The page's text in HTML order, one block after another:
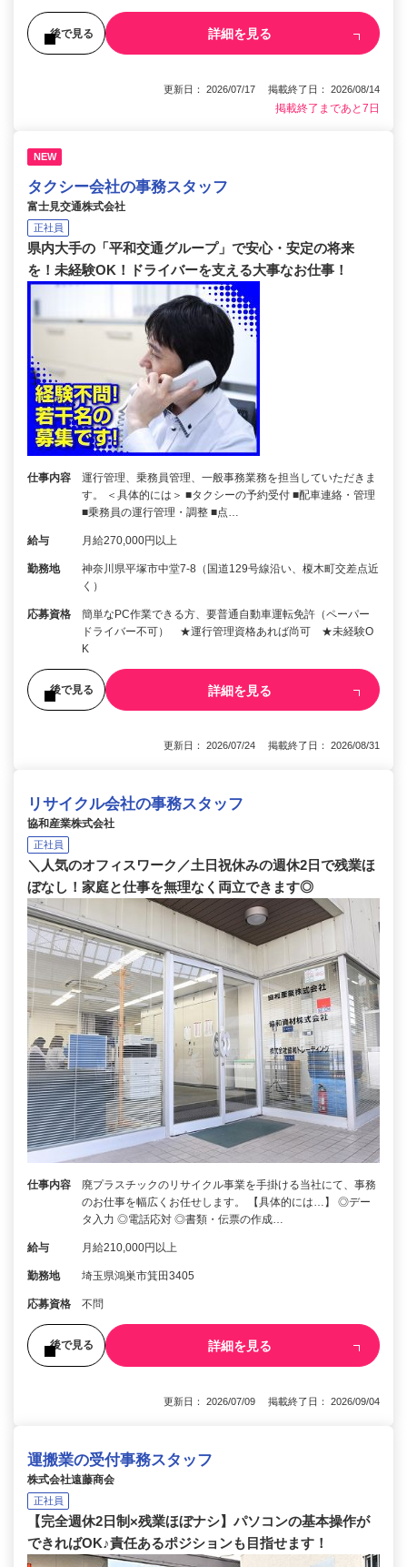
後で見る 詳細を見る
更新日： 2026/07/17 掲載終了日： 2026/08/14
掲載終了まであと7日
NEW
タクシー会社の事務スタッフ
富士見交通株式会社
正社員
県内大手の「平和交通グループ」で安心・安定の将来
を！未経験OK！ドライバーを支える大事なお仕事！
仕事内容
運行管理、乗務員管理、一般事務業務を担当していただきま
す。 ＜具体的には＞ ■タクシーの予約受付 ■配車連絡・管理
■乗務員の運行管理・調整 ■点…
給与 月給270,000円以上
勤務地
神奈川県平塚市中堂7-8（国道129号線沿い、榎木町交差点近
く）
応募資格
簡単なPC作業できる方、要普通自動車運転免許（ペーパー
ドライバー不可） ★運行管理資格あれば尚可 ★未経験O
K
後で見る 詳細を見る
更新日： 2026/07/24 掲載終了日： 2026/08/31
リサイクル会社の事務スタッフ
協和産業株式会社
正社員
＼人気のオフィスワーク／土日祝休みの週休2日で残業ほ
ぼなし！家庭と仕事を無理なく両立できます◎
仕事内容
廃プラスチックのリサイクル事業を手掛ける当社にて、事務
のお仕事を幅広くお任せします。 【具体的には…】 ◎デー
タ入力 ◎電話応対 ◎書類・伝票の作成…
給与 月給210,000円以上
勤務地 埼玉県鴻巣市箕田3405
応募資格 不問
後で見る 詳細を見る
更新日： 2026/07/09 掲載終了日： 2026/09/04
運搬業の受付事務スタッフ
株式会社遠藤商会
正社員
【完全週休2日制×残業ほぼナシ】パソコンの基本操作が
できればOK♪責任あるポジションも目指せます！